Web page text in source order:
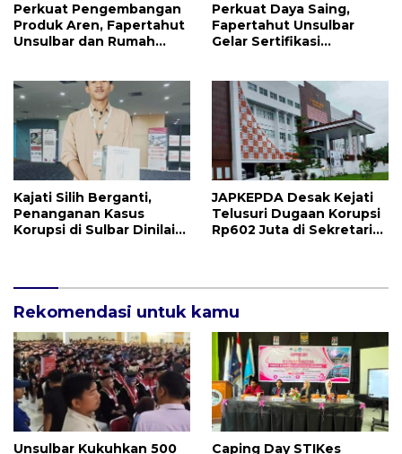
Perkuat Pengembangan
Produk Aren, Fapertahut
Unsulbar dan Rumah
Perkuat Daya Saing,
Fapertahut Unsulbar
Gelar Sertifikasi
Kajati Silih Berganti,
Penanganan Kasus
Korupsi di Sulbar Dinilai
JAPKEPDA Desak Kejati
Telusuri Dugaan Korupsi
Rp602 Juta di Sekretariat
Rekomendasi untuk kamu
Unsulbar Kukuhkan 500
Caping Day STIKes